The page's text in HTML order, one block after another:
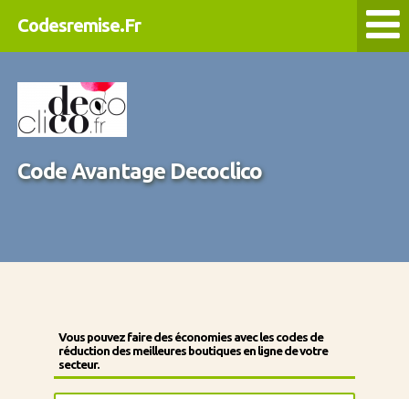
Codesremise.Fr
Code Avantage Decoclico
Vous pouvez faire des économies avec les codes de
réduction des meilleures boutiques en ligne de votre
secteur.